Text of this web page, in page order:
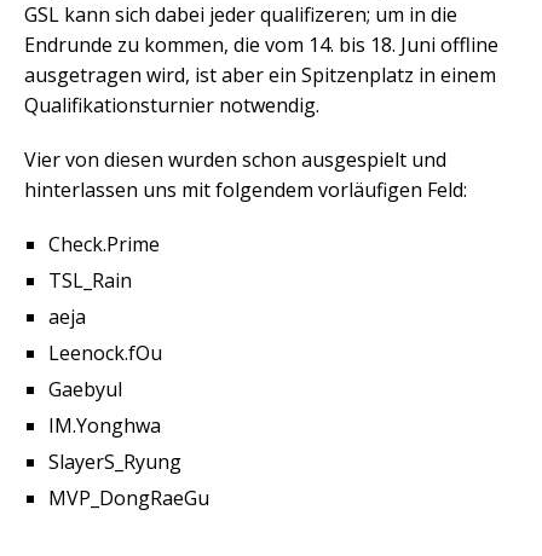
GSL kann sich dabei jeder qualifizeren; um in die
Endrunde zu kommen, die vom 14. bis 18. Juni offline
ausgetragen wird, ist aber ein Spitzenplatz in einem
Qualifikationsturnier notwendig.
Vier von diesen wurden schon ausgespielt und
hinterlassen uns mit folgendem vorläufigen Feld:
Check.Prime
TSL_Rain
aeja
Leenock.fOu
Gaebyul
IM.Yonghwa
SlayerS_Ryung
MVP_DongRaeGu